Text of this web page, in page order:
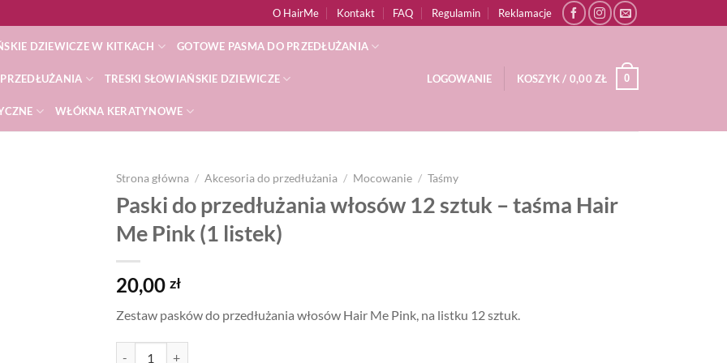
O HairMe Kontakt FAQ Regulamin Reklamacje
DZIEWICZE W KITKACH GOTOWE PASMA DO PRZEDŁUŻANIA
TRESKI SŁOWIAŃSKIE DZIEWICZE
WŁÓKNA KERATYNOWE
LOGOWANIE KOSZYK / 0,00ZŁ 0
Strona główna / Akcesoria do przedłużania / Mocowanie / Taśmy
Paski do przedłużania włosów 12 sztuk – taśma Hair
Me Pink (1 listek)
20,00 zł
Zestaw pasków do przedłużania włosów Hair Me Pink, na listku 12 sztuk.